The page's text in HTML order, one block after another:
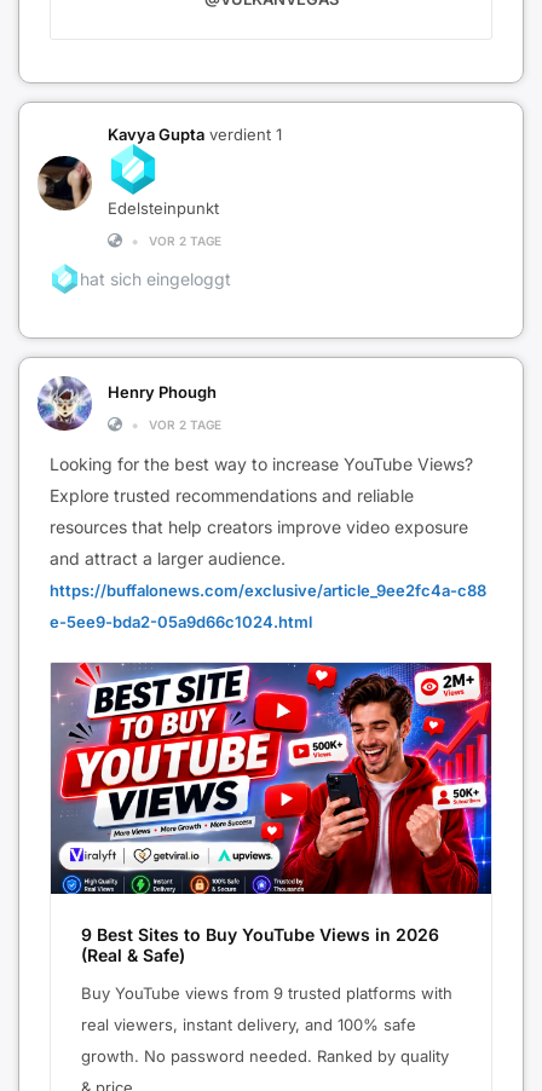
Kavya Gupta verdient 1
Edelsteinpunkt
•
VOR 2 TAGE
hat sich eingeloggt
Henry Phough
•
VOR 2 TAGE
Looking for the best way to increase YouTube Views?
Explore trusted recommendations and reliable
resources that help creators improve video exposure
and attract a larger audience.
https://buffalonews.com/exclusive/article_9ee2fc4a-c88
e-5ee9-bda2-05a9d66c1024.html
9 Best Sites to Buy YouTube Views in 2026
(Real & Safe)
Buy YouTube views from 9 trusted platforms with
real viewers, instant delivery, and 100% safe
growth. No password needed. Ranked by quality